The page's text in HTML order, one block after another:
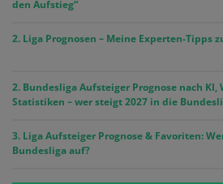
den Aufstieg“
2. Liga Prognosen – Meine Experten-Tipps
2. Bundesliga Aufsteiger Prognose nach
Statistiken – wer steigt 2027 in die
3. Liga Aufsteiger Prognose & Favoriten:
Bundesliga auf?